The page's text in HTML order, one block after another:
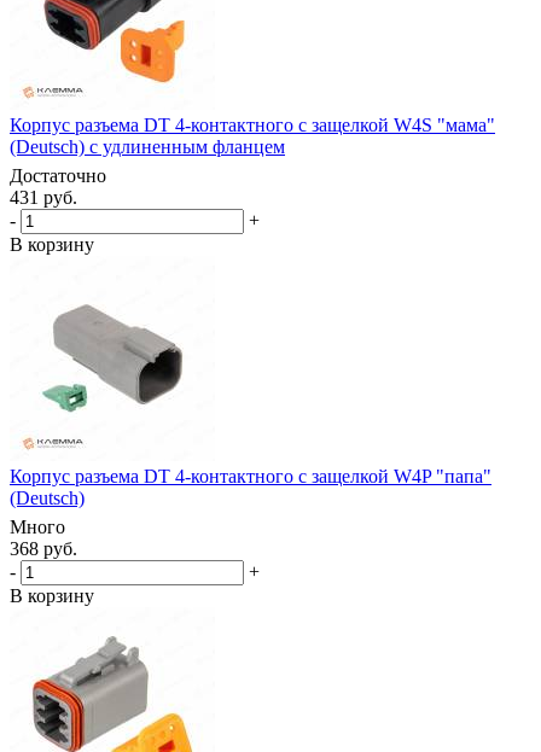
Корпус разъема DT 4-контактного с защелкой W4S "мама"
(Deutsch) с удлиненным фланцем
Достаточно
431 руб.
-
+
В корзину
Корпус разъема DT 4-контактного с защелкой W4P "папа"
(Deutsch)
Много
368 руб.
-
+
В корзину